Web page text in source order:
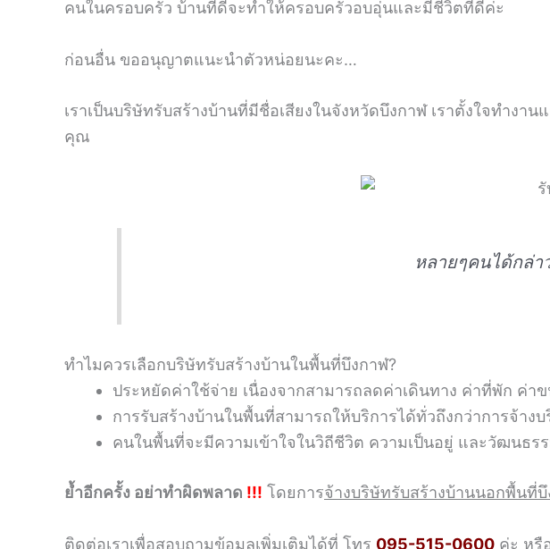
คนในครอบครัว บ้านที่ดีจะทำให้ครอบครัวอบอุ่นและมีชีวิตที่ดีค่ะ
ก่อนอื่น ขออนุญาตแนะนำตัวหน่อยนะคะ…
เราเป็นบริษัทรับสร้างบ้านที่มีชื่อเสียงในจังหวัดบึงกาฬ เราตั้งใจทำง
คุณ
หลายๆคนได้กล่า
ทำไมควรเลือกบริษัทรับสร้างบ้านในพื้นที่บึงกาฬ?
ประหยัดค่าใช้จ่าย เนื่องจากสามารถลดค่าเดินทาง ค่าที่พัก ค่าข
การรับสร้างบ้านในพื้นที่สามารถให้บริการได้ทั่วถึงกว่าการจ้าง
คนในพื้นที่จะมีความเข้าใจในวิถีชีวิต ความเป็นอยู่ และวัฒนธร
ย้ำอีกครั้ง อย่าทำผิดพลาด !!! โดยการจ้างบริษัทรับสร้างบ้านนอกพื้นที่
ติดต่อเราเพื่อสอบถามข้อมูลเพิ่มเติมได้ที่ โทร 095-515-0600 ค่ะ หรื